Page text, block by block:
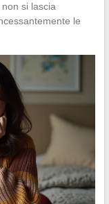
si lascia
le